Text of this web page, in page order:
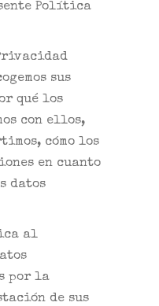
Política
sus
qué los
con ellos,
cómo los
en cuanto
datos
al
por la
de sus